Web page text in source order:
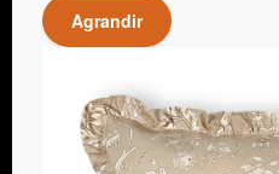
Agrandir